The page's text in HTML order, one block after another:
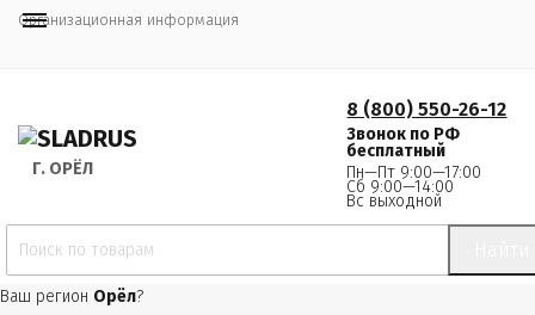
Организационная информация
Г. ОРЁЛ
8 (800) 550-26-12
Звонок по РФ
бесплатный
Пн—Пт 9:00—17:00
Сб 9:00—14:00
Вс выходной
Ваш регион Орёл?